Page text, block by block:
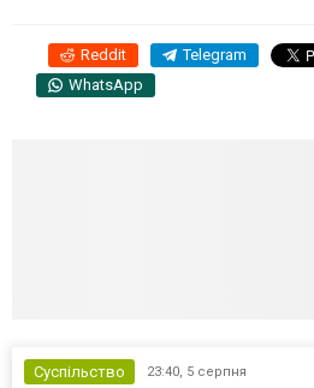
Reddit Telegram
WhatsApp
Суспільство 23:40, 5 серпня